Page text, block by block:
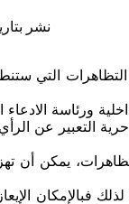
نشر بتاريخ
ورئاسة الادعاء
التعبير عن
يمكن أن تهز
الإيعاز